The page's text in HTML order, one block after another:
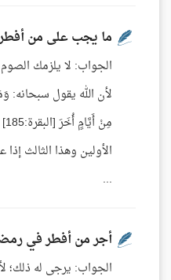
ما يجب على من
الجواب: لا يلزمك
لأن الله يقول
...
أجر من أفطر في
الجواب: يرجى له ذلك؛